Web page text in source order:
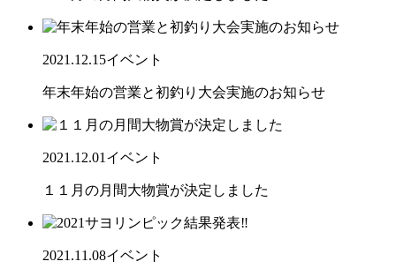
2021.12.15イベント
年末年始の営業と初釣り大会実施のお知らせ
2021.12.01 イベント
１１月の月間大物賞が決定しました
2021.11.08イベント